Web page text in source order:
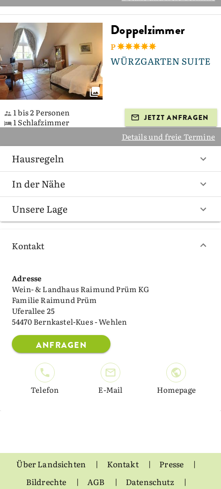
Doppelzimmer
P
WÜRZGARTEN SUITE
1 bis 2 Personen
1 Schlafzimmer
JETZT ANFRAGEN
Details und freie Termine
Hausregeln
In der Nähe
Unsere Lage
Kontakt
Adresse
Wein- & Landhaus Raimund Prüm KG
Familie Raimund Prüm
Uferallee 25
54470 Bernkastel-Kues - Wehlen
ANFRAGEN
Telefon E-Mail Homepage
Über Landsichten Kontakt
Presse
Bildrechte
AGB Datenschutz